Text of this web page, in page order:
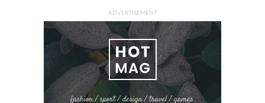
ADVERTISEMENT